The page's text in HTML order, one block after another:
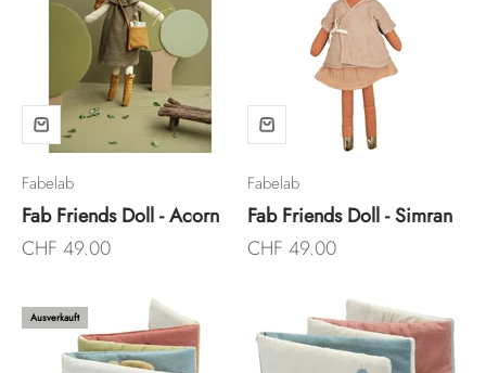
Fabelab
Fab Friends Doll - Acorn
Angebot
CHF 49.00
Fabelab
Fab Friends Doll - Simran
Angebot
CHF 49.00
Ausverkauft